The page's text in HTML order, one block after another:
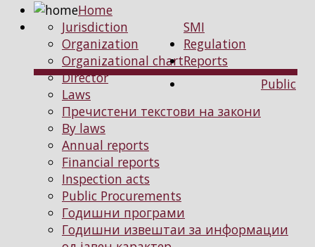
Home
SMI
Jurisdiction
Organization
Organizational chart
Director
Regulation
Laws
Пречистени текстови на закони
By laws
Reports
Annual reports
Financial reports
Inspection acts
Public Procurements
Годишни програми
Годишни извештаи за информации
Public